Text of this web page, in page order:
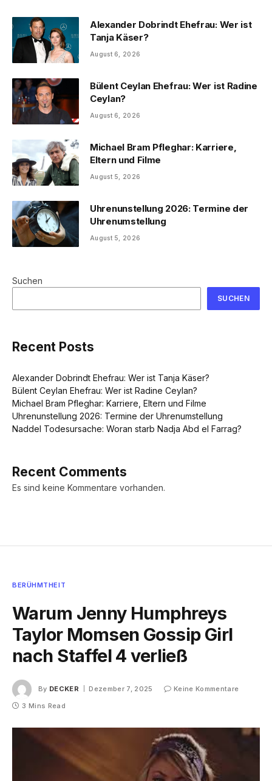
Alexander Dobrindt Ehefrau: Wer ist
Tanja Käser?
August 6, 2026
Bülent Ceylan Ehefrau: Wer ist Radine
Ceylan?
August 6, 2026
Michael Bram Pfleghar: Karriere,
Eltern und Filme
August 5, 2026
Uhrenunstellung 2026: Termine der
Uhrenumstellung
August 5, 2026
Suchen
SUCHEN
Recent Posts
Alexander Dobrindt Ehefrau: Wer ist Tanja Käser?
Bülent Ceylan Ehefrau: Wer ist Radine Ceylan?
Michael Bram Pfleghar: Karriere, Eltern und Filme
Uhrenunstellung 2026: Termine der Uhrenumstellung
Naddel Todesursache: Woran starb Nadja Abd el Farrag?
Recent Comments
Es sind keine Kommentare vorhanden.
BERÜHMTHEIT
Warum Jenny Humphreys
Taylor Momsen Gossip Girl
nach Staffel 4 verließ
By DECKER Dezember 7, 2025
Keine Kommentare
3 Mins Read